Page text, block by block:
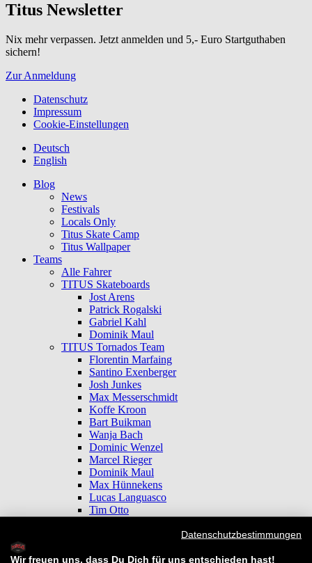
Titus Newsletter
Nix mehr verpassen. Jetzt anmelden und 5,- Euro Startguthaben
sichern!
Zur Anmeldung
Datenschutz
Impressum
Cookie-Einstellungen
Deutsch
English
Blog
News
Festivals
Locals Only
Titus Skate Camp
Titus Wallpaper
Teams
Alle Fahrer
TITUS Skateboards
Jost Arens
Patrick Rogalski
Gabriel Kahl
Dominik Maul
TITUS Tornados Team
Florentin Marfaing
Santino Exenberger
Josh Junkes
Max Messerschmidt
Koffe Kroon
Bart Buikman
Wanja Bach
Dominic Wenzel
Marcel Rieger
Dominik Maul
Max Hünnekens
Lucas Languasco
Tim Otto
David Neier
Datenschutzbestimmungen
Wir freuen uns, dass Du Dich für uns entschieden hast!